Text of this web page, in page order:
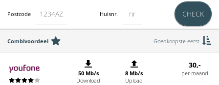
Postcode Huisnr. CHECK
Combivoordeel Goedkoopste eerst
50 Mb/s
Download
8 Mb/s
Upload
30,-
per maand